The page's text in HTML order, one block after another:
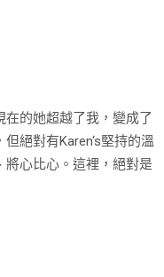
的她超越了我，變成了
絕對有Karen‘s堅持的溫
將心比心。這裡，絕對是